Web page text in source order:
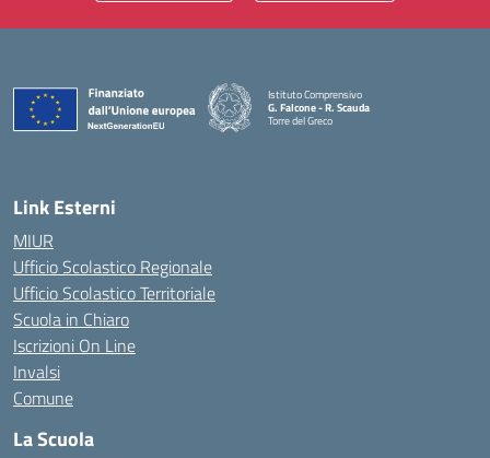
Istituto Comprensivo
G. Falcone - R. Scauda
Torre del Greco
Link Esterni
MIUR
Ufficio Scolastico Regionale
Ufficio Scolastico Territoriale
Scuola in Chiaro
Iscrizioni On Line
Invalsi
Comune
La Scuola